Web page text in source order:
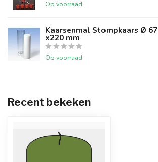
Op voorraad
Kaarsenmal Stompkaars Ø 67
x220 mm
Op voorraad
Recent bekeken